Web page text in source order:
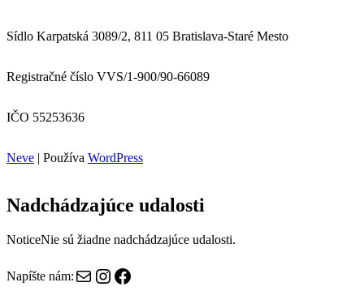
Sídlo Karpatská 3089/2, 811 05 Bratislava-Staré Mesto
Registračné číslo VVS/1-900/90-66089
IČO 55253636
Neve | Používa WordPress
Nadchádzajúce udalosti
NoticeNie sú žiadne nadchádzajúce udalosti.
Napíšte nám: E-mailInstagram
Facebook